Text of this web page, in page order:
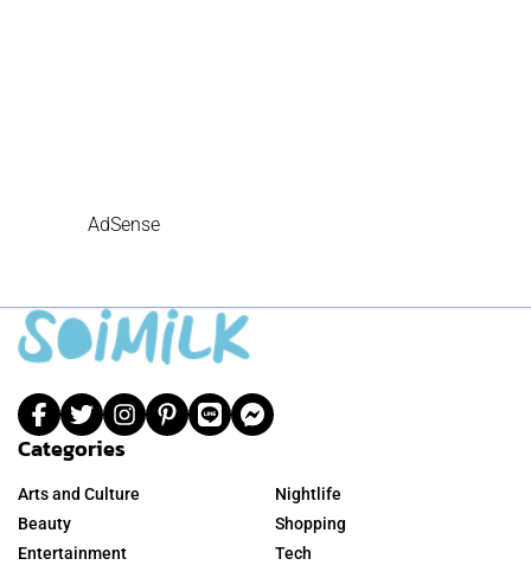
AdSense
Categories
Arts and Culture
Beauty
Entertainment
Nightlife
Shopping
Tech